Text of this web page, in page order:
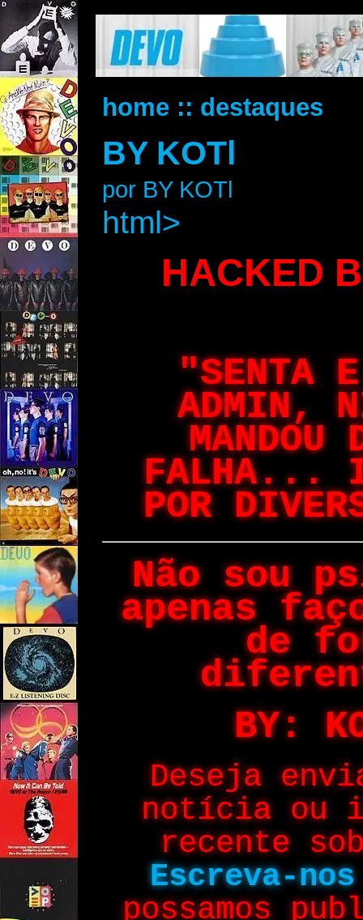
home :: destaques
BY KOTl
por BY KOTl
html>
HACKED
"SENTA E
ADMIN,
MANDOU
FALHA...
POR
Não sou
apenas
de
BY:
Deseja
notícia ou
recente
Escreva-nos
possamos